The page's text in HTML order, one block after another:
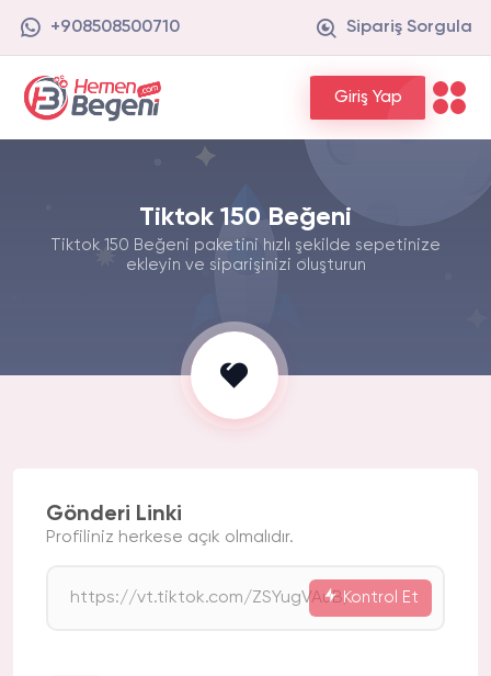
+908508500710 Sipariş Sorgula
Giriş Yap
Tiktok 150 Beğeni
Tiktok 150 Beğeni paketini hızlı şekilde sepetinize
ekleyin ve siparişinizi oluşturun
Gönderi Linki
Profiliniz herkese açık olmalıdır.
Kontrol Et